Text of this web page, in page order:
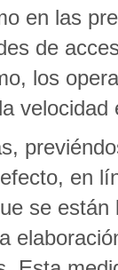
en las
de
los
en
se